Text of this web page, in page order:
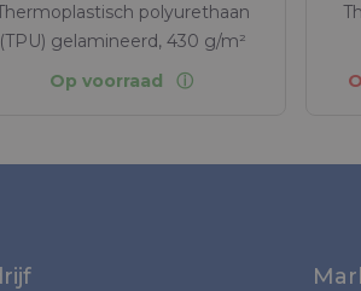
polyurethaan
(TPU) gelamineerd, 430 g/m²
Op voorraad